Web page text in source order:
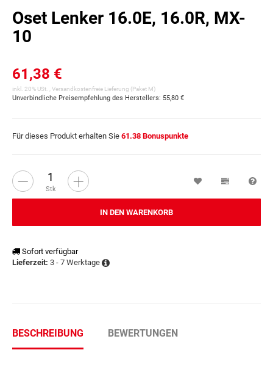
Oset Lenker 16.0E, 16.0R, MX-
10
61,38 €
inkl. 20% USt. , Versandkostenfreie Lieferung (Paket M)
Unverbindliche Preisempfehlung des Herstellers: 55,80 €
Für dieses Produkt erhalten Sie 61.38 Bonuspunkte
Stk
IN DEN WARENKORB
Sofort verfügbar
Lieferzeit: 3 - 7 Werktage
Wunschzettel
BESCHREIBUNG BEWERTUNGEN